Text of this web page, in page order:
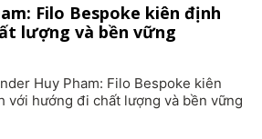
Filo Bespoke kiên định
lượng và bền vững
Huy Pham: Filo Bespoke kiên
với hướng đi chất lượng và bền vững